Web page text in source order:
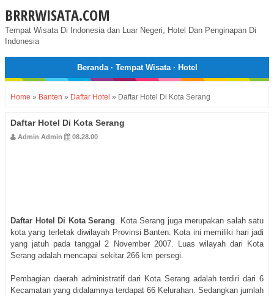
BRRRWISATA.COM
Tempat Wisata Di Indonesia dan Luar Negeri, Hotel Dan Penginapan Di
Indonesia
Beranda· Tempat Wisata· Hotel
Home » Banten » Daftar Hotel » Daftar Hotel Di Kota Serang
Daftar Hotel Di Kota Serang
Admin Admin 08.28.00
Daftar Hotel Di Kota Serang. Kota Serang juga merupakan salah satu
kota yang terletak diwilayah Provinsi Banten. Kota ini memiliki hari jadi
yang jatuh pada tanggal 2 November 2007. Luas wilayah dari Kota
Serang adalah mencapai sekitar 266 km persegi.
Pembagian daerah administratif dari Kota Serang adalah terdiri dari 6
Kecamatan yang didalamnya terdapat 66 Kelurahan. Sedangkan jumlah